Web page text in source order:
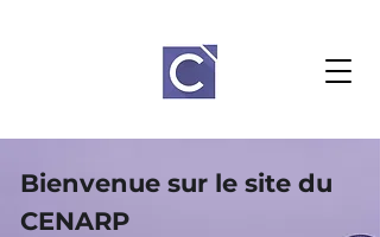
Bienvenue sur le site du
CENARP